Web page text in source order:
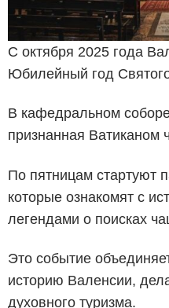
С октября 2025 года
Юбилейный год
В кафедральном
признанная Ватиканом
По пятницам стартуют
которые ознакомят с
легендами о поисках
Это событие
историю Валенсии,
духовного туризма.